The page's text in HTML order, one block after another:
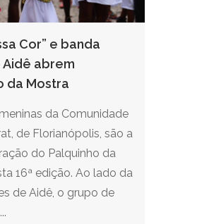
Cor” e banda
Aidê abrem
da Mostra
da Comunidade
de Florianópolis, são a
do Palquinho da
16ª edição. Ao lado da
de Aidê, o grupo de